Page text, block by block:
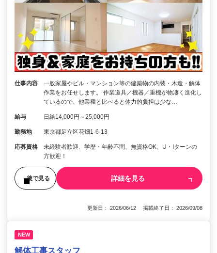
仕事内容
一般家屋やビル・マンション等の建築物の内装・木造・解体
作業をお任せします。 作業道具／機器／重機が物凄く進化し
ているので、他業種と比べると体力的負担は少な…
給与 日給14,000円～25,000円
勤務地 東京都足立区花畑1-6-13
応募資格
未経験者歓迎、学歴・年齢不問、無資格OK、U・Iターンの
方歓迎！
後で見る 詳細を見る
更新日： 2026/06/12 掲載終了日： 2026/09/08
NEW
解体工事スタッフ